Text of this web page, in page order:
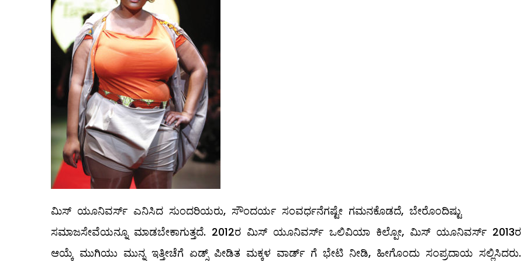
ಮಿಸ್‌ ಯೂನಿವರ್ಸ್‌ ಎನಿಸಿದ ಸುಂದರಿಯರು, ಸೌಂದರ್ಯ ಸಂವರ್ಧನೆಗಷ್ಟೇ ಗಮನಕೊಡದೆ, ಬೇರೊಂದಿಷ್ಟು
ಸಮಾಜಸೇವೆಯನ್ನೂ ಮಾಡಬೇಕಾಗುತ್ತದೆ. 2012ರ ಮಿಸ್‌ ಯೂನಿವರ್ಸ್‌ ಒಲಿವಿಯಾ ಕಿಲ್ಪೋ, ಮಿಸ್‌ ಯೂನಿವರ್ಸ್‌ 2013ರ
ಆಯ್ಕೆ ಮುಗಿಯು ಮುನ್ನ ಇತ್ತೀಚೆಗೆ ಏಡ್ಸ್ ಪೀಡಿತ ಮಕ್ಕಳ ವಾರ್ಡ್‌ ಗೆ ಭೇಟಿ ನೀಡಿ, ಹೀಗೊಂದು ಸಂಪ್ರದಾಯ